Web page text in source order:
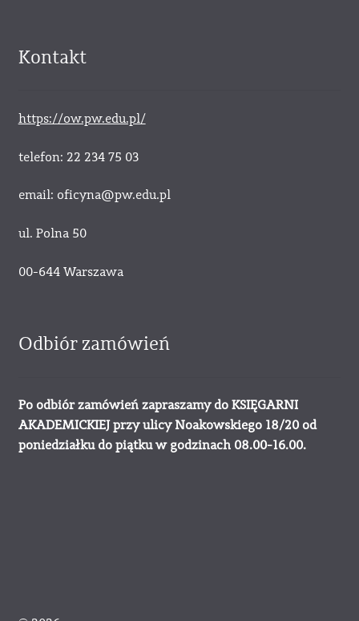
Kontakt
https://ow.pw.edu.pl/
telefon: 22 234 75 03
email: oficyna@pw.edu.pl
ul. Polna 50
00-644 Warszawa
Odbiór zamówień
Po odbiór zamówień zapraszamy do KSIĘGARNI
AKADEMICKIEJ przy ulicy Noakowskiego 18/20 od
poniedziałku do piątku w godzinach 08.00-16.00.